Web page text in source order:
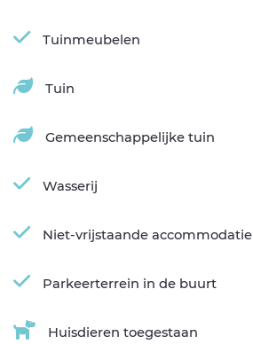
Tuinmeubelen
Tuin
Gemeenschappelijke tuin
Wasserij
Niet-vrijstaande accommodatie
Parkeerterrein in de buurt
Huisdieren toegestaan